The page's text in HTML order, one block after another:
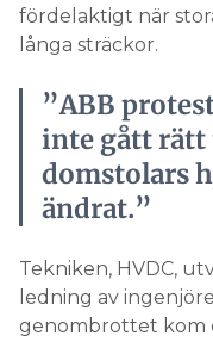
fördelaktigt när
långa sträckor.
”ABB
inte gått rätt
domstolars
ändrat.”
Tekniken, HVDC,
ledning av
genombrottet kom